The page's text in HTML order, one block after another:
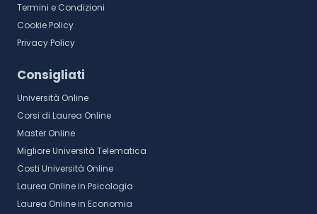
Termini e Condizioni
Cookie Policy
Privacy Policy
Consigliati
Università Online
Corsi di Laurea Online
Master Online
Migliore Università Telematica
Costi Università Online
Laurea Online in Psicologia
Laurea Online in Economia